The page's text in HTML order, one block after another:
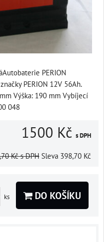
PERION
PERION 12V 56Ah.
Výška: 190 mm Vybíjecí
048
1500 Kč s DPH
Kč s DPH Sleva 398,70 Kč
ks DO KOŠÍKU